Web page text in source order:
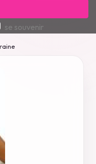
se souvenir